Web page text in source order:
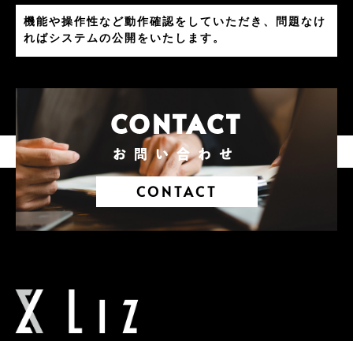
機能や操作性など動作確認をしていただき、問題なけ
ればシステムの公開をいたします。
CONTACT
お問い合わせ
CONTACT